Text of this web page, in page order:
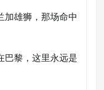
加雄狮，那场命中
巴黎，这里永远是